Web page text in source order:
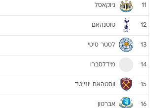
11 ניוקאסל
12 טוטנהאם
13 לסטר סיטי
14 מידלסברו
15 ווסטהאם יונייטד
16 אברטון